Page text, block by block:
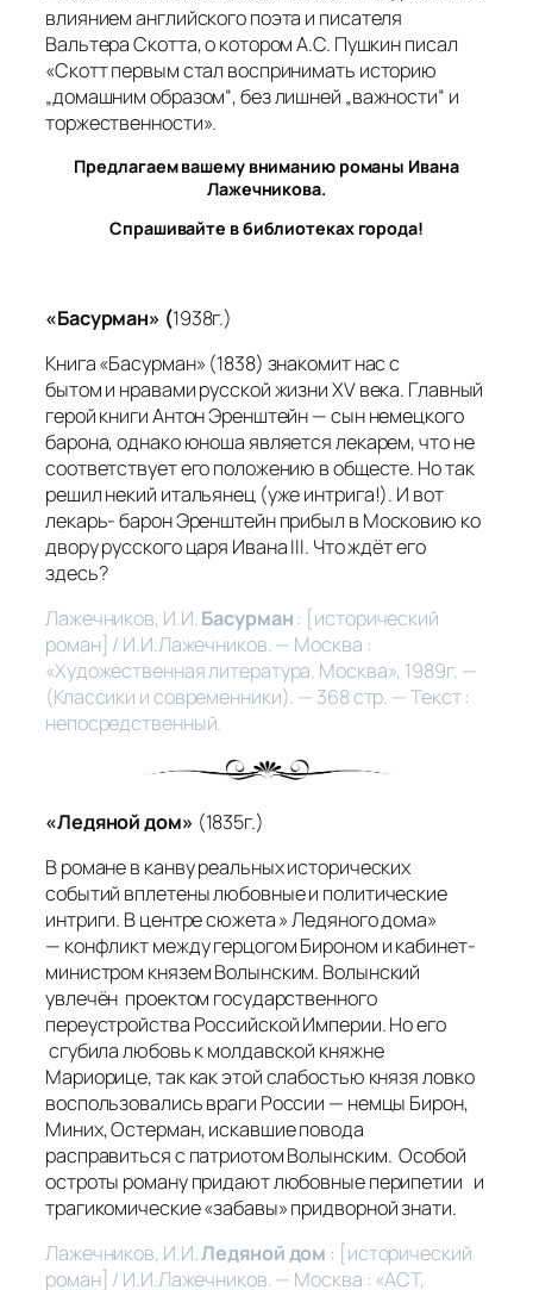
влиянием английского поэта и писателя
Вальтера Скотта, о котором А.С. Пушкин писал
«Скотт первым стал воспринимать историю
„домашним образом“, без лишней „важности“ и
торжественности».
Предлагаем вашему вниманию романы Ивана
Лажечникова.
Спрашивайте в библиотеках города!
«Басурман» (1938г.)
Книга «Басурман» (1838) знакомит нас с
бытом и нравами русской жизни XV века. Главный
герой книги Антон Эренштейн — сын немецкого
барона, однако юноша является лекарем, что не
соответствует его положению в общесте. Но так
решил некий итальянец (уже интрига!). И вот
лекарь- барон Эренштейн прибыл в Московию ко
двору русского царя Ивана III. Что ждёт его
здесь?
Лажечников, И.И.Басурман : [исторический
роман] / И.И.Лажечников. — Москва :
«Художественная литература. Москва», 1989г. —
(Классики и современники). — 368 стр. — Текст :
непосредственный.
«Ледяной дом» (1835г.)
В романе в канву реальных исторических
событий вплетены любовные и политические
интриги. В центре сюжета » Ледяного дома»
— конфликт между герцогом Бироном и кабинет-
министром князем Волынским. Волынский
увлечён проектом государственного
переустройства Российской Империи. Но его
сгубила любовь к молдавской княжне
Мариорице, так как этой слабостью князя ловко
воспользовались враги России — немцы Бирон,
Миних, Остерман, искавшие повода
расправиться с патриотом Волынским. Особой
остроты роману придают любовные перипетии и
трагикомические «забавы» придворной знати.
Лажечников, И.И.Ледяной дом : [исторический
роман] / И.И.Лажечников. — Москва : «АСТ,